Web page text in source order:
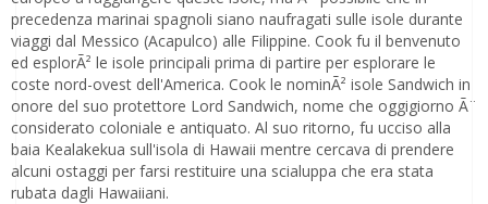
precedenza marinai spagnoli siano naufragati sulle isole durante
viaggi dal Messico (Acapulco) alle Filippine. Cook fu il benvenuto
ed esplorÃ² le isole principali prima di partire per esplorare le
coste nord-ovest dell'America. Cook le nominÃ² isole Sandwich in
onore del suo protettore Lord Sandwich, nome che oggigiorno Ã¨
considerato coloniale e antiquato. Al suo ritorno, fu ucciso alla
baia Kealakekua sull'isola di Hawaii mentre cercava di prendere
alcuni ostaggi per farsi restituire una scialuppa che era stata
rubata dagli Hawaiiani.